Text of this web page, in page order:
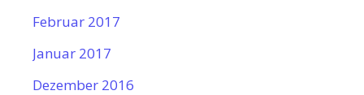
Februar 2017
Januar 2017
Dezember 2016